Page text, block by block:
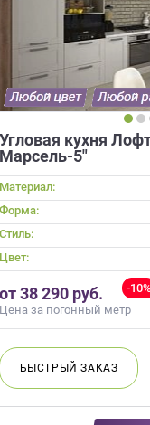
С патиной
Угловая кухня
Марсель-5"
Материал:
Форма:
Стиль:
Цвет:
-10%
от 38 290 руб.
Цена за погонный метр
БЫСТРЫЙЗАКАЗ